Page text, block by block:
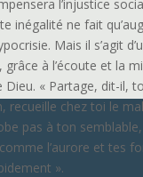
l’injustice
inégalité ne fait
Mais il s’agit
à l’écoute et la
Dieu. « Partage, dit-il,
recueille chez toi le
pas à ton
l’aurore et tes
».